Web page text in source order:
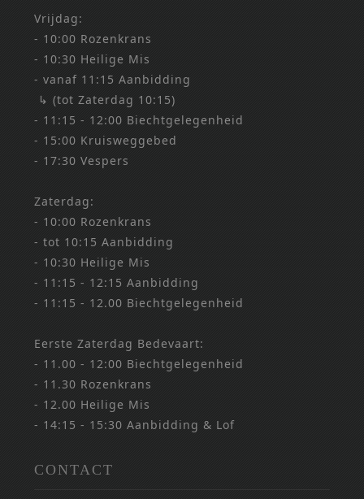
Vrijdag:
- 10:00 Rozenkrans
- 10:30 Heilige Mis
- vanaf 11:15 Aanbidding
↳ (tot Zaterdag 10:15)
- 11:15 - 12:00 Biechtgelegenheid
- 15:00 Kruisweggebed
- 17:30 Vespers
Zaterdag:
- 10:00 Rozenkrans
- tot 10:15 Aanbidding
- 10:30 Heilige Mis
- 11:15 - 12:15 Aanbidding
- 11:15 - 12.00 Biechtgelegenheid
Eerste Zaterdag Bedevaart:
- 11.00 - 12:00 Biechtgelegenheid
- 11.30 Rozenkrans
- 12.00 Heilige Mis
- 14:15 - 15:30 Aanbidding & Lof
CONTACT